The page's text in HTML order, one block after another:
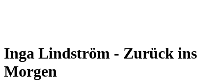
Inga Lindström - Zurück ins
Morgen